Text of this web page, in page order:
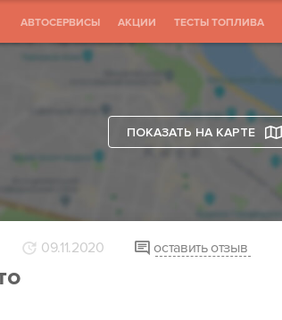
АВТОСЕРВИСЫ АКЦИИ ТЕСТЫ ТОПЛИВА
ПОКАЗАТЬ НА КАРТЕ
09.11.2020 оставить отзыв